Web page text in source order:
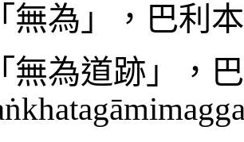
「無為」，巴利
「無為道跡」，